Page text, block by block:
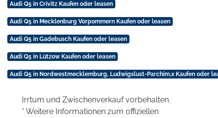
Audi Q5 in Crivitz Kaufen oder leasen
Audi Q5 in Mecklenburg Vorpommern Kaufen oder leasen
Audi Q5 in Gadebusch Kaufen oder leasen
Audi Q5 in Lützow Kaufen oder leasen
Audi Q5 in Nordwestmecklemburg, Ludwigslust-Parchim,x Kaufen oder
Irrtum und Zwischenverkauf vorbehalten.
* Weitere Informationen zum offiziellen